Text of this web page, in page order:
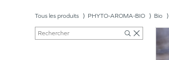
Tous les produits PHYTO-AROMA-BIO Bio